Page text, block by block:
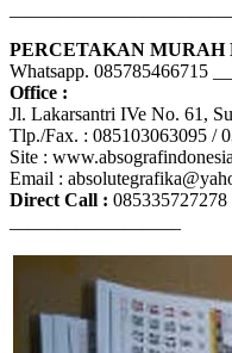
PERCETAKAN MURAH
Whatsapp. 085785466715
Office :
Jl. Lakarsantri IVe No. 61,
Tlp./Fax. : 085103063095 /
Site :
Email :
Direct Call : 085335727278